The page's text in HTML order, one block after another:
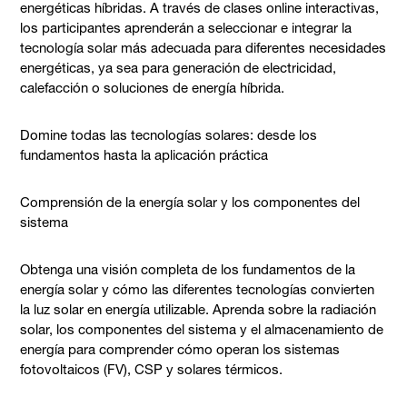
energéticas híbridas. A través de clases online interactivas,
los participantes aprenderán a seleccionar e integrar la
tecnología solar más adecuada para diferentes necesidades
energéticas, ya sea para generación de electricidad,
calefacción o soluciones de energía híbrida.
Domine todas las tecnologías solares: desde los
fundamentos hasta la aplicación práctica
Comprensión de la energía solar y los componentes del
sistema
Obtenga una visión completa de los fundamentos de la
energía solar y cómo las diferentes tecnologías convierten
la luz solar en energía utilizable. Aprenda sobre la radiación
solar, los componentes del sistema y el almacenamiento de
energía para comprender cómo operan los sistemas
fotovoltaicos (FV), CSP y solares térmicos.